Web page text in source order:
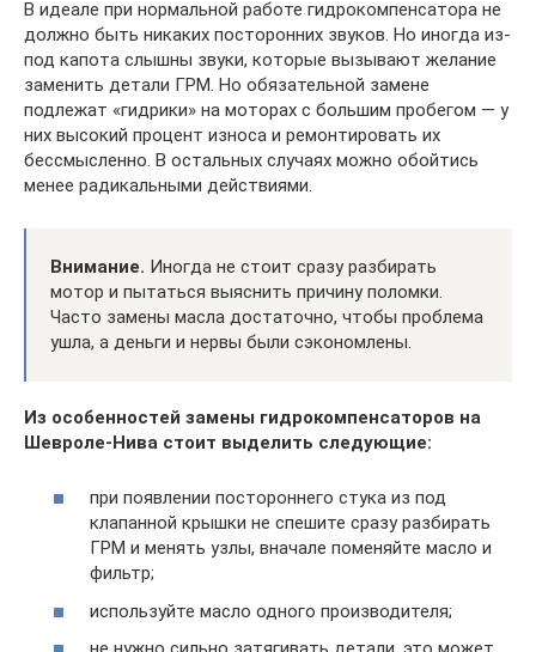
В идеале при нормальной работе гидрокомпенсатора не
должно быть никаких посторонних звуков. Но иногда из-
под капота слышны звуки, которые вызывают желание
заменить детали ГРМ. Но обязательной замене
подлежат «гидрики» на моторах с большим пробегом — у
них высокий процент износа и ремонтировать их
бессмысленно. В остальных случаях можно обойтись
менее радикальными действиями.
Внимание. Иногда не стоит сразу разбирать
мотор и пытаться выяснить причину поломки.
Часто замены масла достаточно, чтобы проблема
ушла, а деньги и нервы были сэкономлены.
Из особенностей замены гидрокомпенсаторов на
Шевроле-Нива стоит выделить следующие:
при появлении постороннего стука из под
клапанной крышки не спешите сразу разбирать
ГРМ и менять узлы, вначале поменяйте масло и
фильтр;
используйте масло одного производителя;